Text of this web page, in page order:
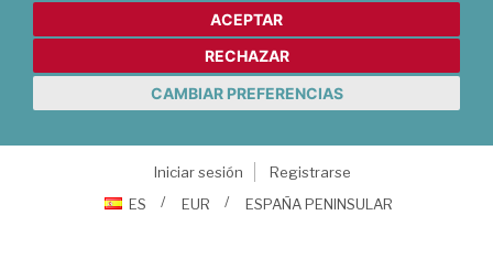
ACEPTAR
RECHAZAR
CAMBIAR PREFERENCIAS
Iniciar sesión
Registrarse
ES
EUR ESPAÑA PENINSULAR